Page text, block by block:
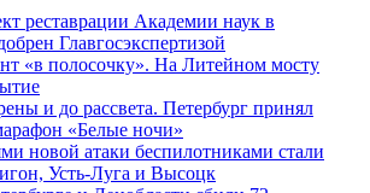
реставрации Академии наук в
Главгосэкспертизой
«в полосочку». На Литейном мосту
и до рассвета. Петербург принял
«Белые ночи»
новой атаки беспилотниками стали
Усть-Луга и Высоцк